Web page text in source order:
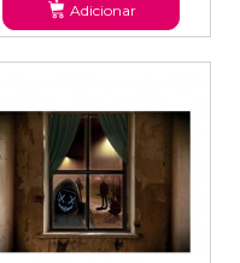
Adicionar